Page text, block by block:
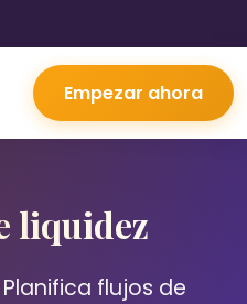
Empezar ahora
liquidez
flujos de